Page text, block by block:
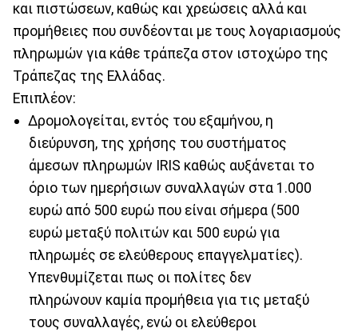
και πιστώσεων, καθώς και χρεώσεις αλλά και
προμήθειες που συνδέονται με τους λογαριασμούς
πληρωμών για κάθε τράπεζα στον ιστοχώρο της
Τράπεζας της Ελλάδας.
Επιπλέον:
Δρομολογείται, εντός του εξαμήνου, η
διεύρυνση, της χρήσης του συστήματος
άμεσων πληρωμών IRIS καθώς αυξάνεται το
όριο των ημερήσιων συναλλαγών στα 1.000
ευρώ από 500 ευρώ που είναι σήμερα (500
ευρώ μεταξύ πολιτών και 500 ευρώ για
πληρωμές σε ελεύθερους επαγγελματίες).
Υπενθυμίζεται πως οι πολίτες δεν
πληρώνουν καμία προμήθεια για τις μεταξύ
τους συναλλαγές, ενώ οι ελεύθεροι